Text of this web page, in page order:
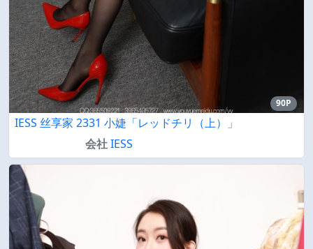
90P
IESS 丝享家 2331 小婕「レッドチリ（上）」
会社IESS